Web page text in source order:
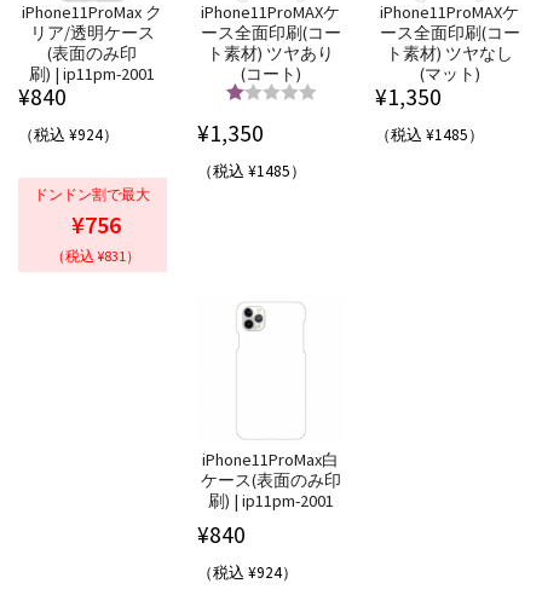
iPhone11ProMax ク
リア/透明ケース
(表面のみ印
刷) | ip11pm-2001
¥840
（税込 ¥924）
ドンドン割で最大
¥756
（税込 ¥831）
iPhone11ProMAXケ
ース全面印刷(コー
ト素材) ツヤあり
(コート)
の評価
¥1,350
（税込 ¥1485）
iPhone11ProMAXケ
ース全面印刷(コー
ト素材) ツヤなし
(マット)
¥1,350
（税込 ¥1485）
iPhone11ProMax白
ケース(表面のみ印
刷) | ip11pm-2001
¥840
（税込 ¥924）